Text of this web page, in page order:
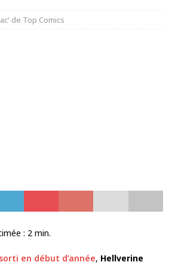
de Top Comics
: 2 min.
sorti en début d’année, Hellverine